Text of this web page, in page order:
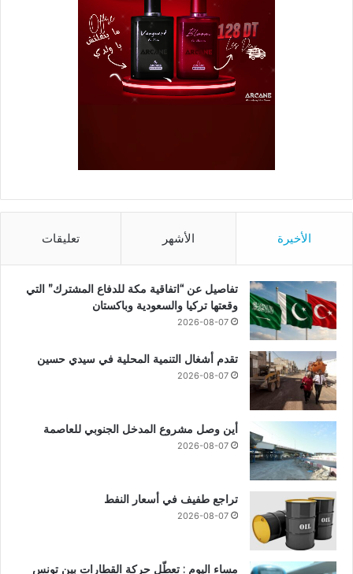
الأخيرة الأشهر تعليقات
تفاصيل عن “اتفاقية مكة للدفاع المشترك” التي
وقعتها تركيا والسعودية وباكستان
2026-08-07
تقدم أشغال التنمية المحلية في سيدي حسين
2026-08-07
أين وصل مشروع المدخل الجنوبي للعاصمة
2026-08-07
تراجع طفيف في أسعار النفط
2026-08-07
مساء اليوم : تعطّل حركة القطارات بين تونس